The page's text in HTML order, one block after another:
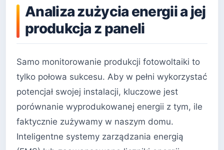
Analiza zużycia energii a jej
produkcja z paneli
Samo monitorowanie produkcji fotowoltaiki to
tylko połowa sukcesu. Aby w pełni wykorzystać
potencjał swojej instalacji, kluczowe jest
porównanie wyprodukowanej energii z tym, ile
faktycznie zużywamy w naszym domu.
Inteligentne systemy zarządzania energią